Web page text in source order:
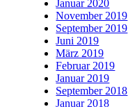
Januar 2020
November 2019
September 2019
Juni 2019
März 2019
Februar 2019
Januar 2019
September 2018
Januar 2018